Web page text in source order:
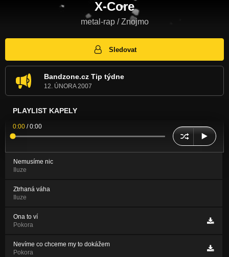
X-Core
metal-rap / Znojmo
Sledovat
Bandzone.cz Tip týdne
12. ÚNORA 2007
PLAYLIST KAPELY
0:00 /0:00
Nemusíme nic
Iluze
Ztrhaná váha
Iluze
Ona to ví
Pokora
Nevíme co chceme my to dokážem
Pokora